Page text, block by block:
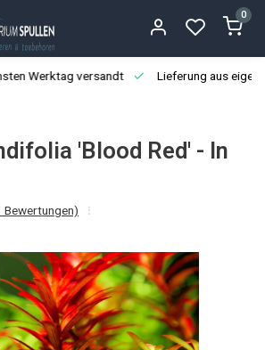
0
Werktag versandt Lieferung aus
'Blood Red' - In
Bewertungen)